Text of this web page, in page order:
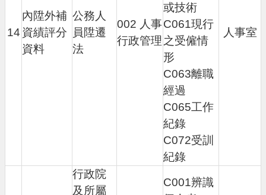
14
內陞外補
資績評分
資料
公務人
員陞遷
法
002 人事
行政管理
或技術
C061現行
之受僱情
形
C063離職
經過
C065工作
紀錄
C072受訓
紀錄
人事室
行政院
及所屬
C001辨識